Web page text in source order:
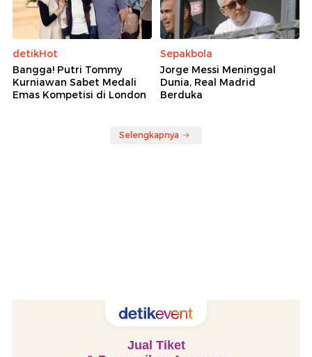
detikHot
Bangga! Putri Tommy
Kurniawan Sabet Medali
Emas Kompetisi di London
Sepakbola
Jorge Messi Meninggal
Dunia, Real Madrid
Berduka
Selengkapnya